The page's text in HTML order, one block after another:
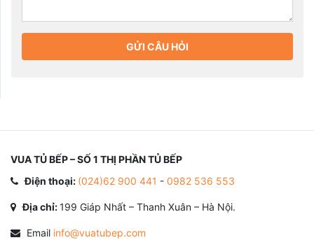
GỬI CÂU HỎI
VUA TỦ BẾP – SỐ 1 THỊ PHẦN TỦ BẾP
Điện thoại: (024)62 900 441 - 0982 536 553
Địa chỉ:199 Giáp Nhất – Thanh Xuân – Hà Nội.
Email info@vuatubep.com